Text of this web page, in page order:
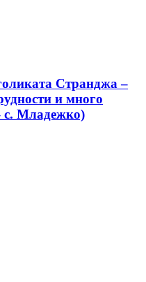
Странджа –
и много
с. Младежко)